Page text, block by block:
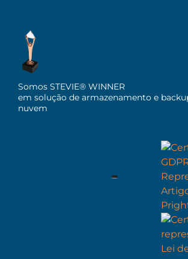
Somos STEVIE® WINNER
em solução de armazenamento e
nuvem